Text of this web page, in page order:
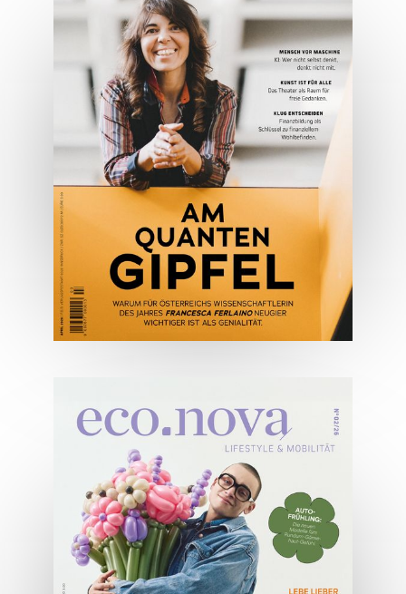
Spezial: Architektur &
Lifestyle Mai 2026
JETZT BESTELLEN
ONLINE LESEN
04/2026
Wirtschaftsausgabe April 2026
JETZT BESTELLEN